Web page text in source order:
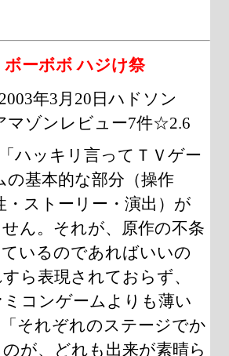
ーボボ ハジけ祭
2003年3月20日ハドソン
マゾンレビュー7件☆2.6
「ハッキリ言ってＴＶゲー
の基本的な部分（操作
・ストーリー・演出）が
ん。それが、原作の不条
いるのであればいいの
ら表現されておらず、
コンゲームよりも薄い
それぞれのステージでか
が、どれも出来が素晴ら